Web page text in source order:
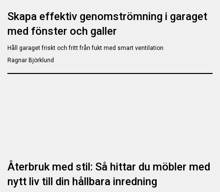
Skapa effektiv genomströmning i garaget
med fönster och galler
Håll garaget friskt och fritt från fukt med smart ventilation
Ragnar Björklund
Återbruk med stil: Så hittar du möbler med
nytt liv till din hållbara inredning